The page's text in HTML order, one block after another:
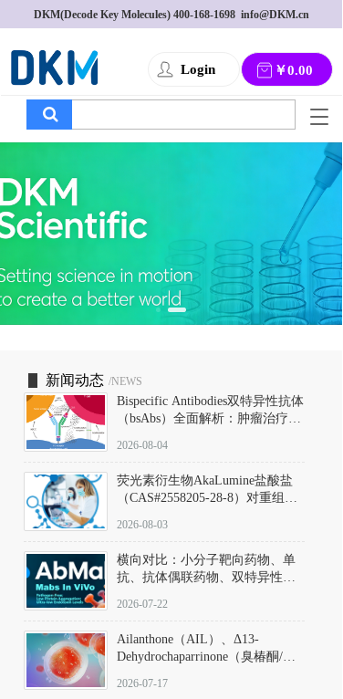
DKM(Decode Key Molecules) 400-168-1698
  info@DKM.cn
Login ￥0.00
T
g
g
l
a
v
i
g
a
新闻动态 /NEWS
Bispecific Antibodies双特异性抗体
（bsAbs）全面解析：肿瘤治疗的
2026-08-04
荧光素衍生物AkaLumine盐酸盐
（CAS#2558205-28-8）对重组萤
数（Km）为2.06 μM；其近红外
发光特性赋予优异的组织穿透能
力，大幅增强成像信噪比，从而
实现活体动物模型中极低给药剂
量下的高灵敏度、非侵入式生物
2026-08-03
横向对比：小分子靶向药物、单
抗、抗体偶联药物、双特异性抗
及应用瓶颈
2026-07-22
Ailanthone（AIL）、Δ13-
Dehydrochaparrinone（臭椿酮/臭
DKM货号 D806885
2026-07-17